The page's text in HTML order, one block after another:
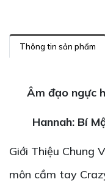
Thông tin sản phẩm
Âm đạo ngực
Hannah: Bí
Giới Thiệu Chung
môn cầm tay